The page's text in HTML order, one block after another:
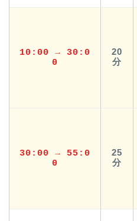
10:00 → 30:0
0
20
分
30:00 → 55:0
0
25
分